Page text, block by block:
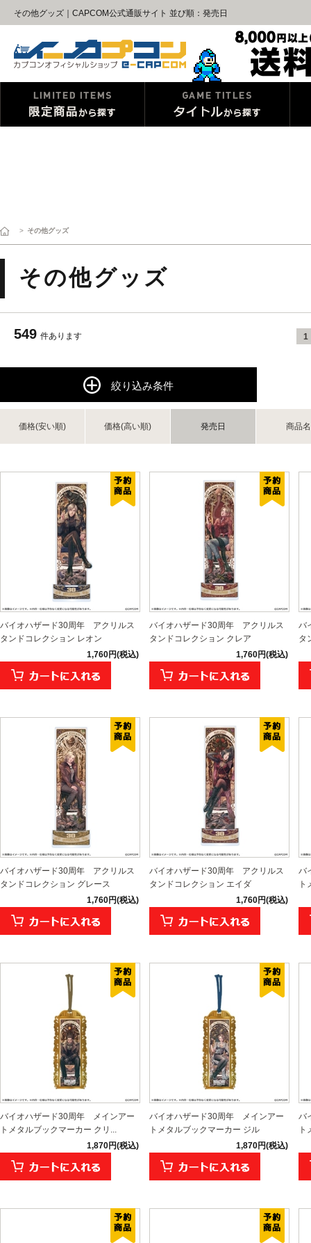
その他グッズ｜CAPCOM公式通販サイト 並び順：発売日
> その他グッズ
その他グッズ
549 件あります 1
絞り込み条件
価格(安い順) 価格(高い順) 発売日 商品名
バイオハザード30周年 アクリルス
タンドコレクション レオン
1,760円(税込)
バイオハザード30周年 アクリルス
タンドコレクション クレア
1,760円(税込)
バ
タ
バイオハザード30周年 アクリルス
タンドコレクション グレース
1,760円(税込)
バイオハザード30周年 アクリルス
タンドコレクション エイダ
1,760円(税込)
バ
ト
バイオハザード30周年 メインアー
トメタルブックマーカー クリ...
1,870円(税込)
バイオハザード30周年 メインアー
トメタルブックマーカー ジル
1,870円(税込)
バ
ト